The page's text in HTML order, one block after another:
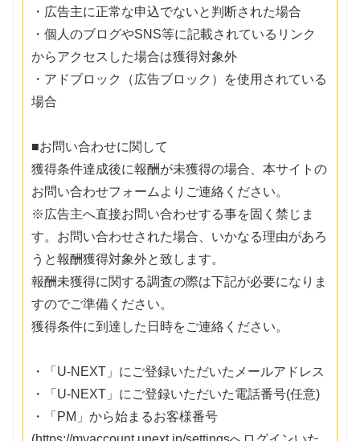
・広告主に正常な申込でないと判断された場合
・個人のブログやSNS等に記載されているリンク
からアクセスした場合は獲得対象外
・アドブロック（広告ブロック）を使用されている
場合
■お問い合わせに関して
獲得条件達成後に報酬が未獲得の場合、本サイトの
お問い合わせフォームよりご連絡ください。
※広告主へ直接お問い合わせする事を固く禁じま
す。お問い合わせされた場合、いかなる理由があろ
うと報酬獲得対象外と致します。
報酬未獲得に関する調査の際は下記が必要になりま
すのでご準備ください。
獲得条件に到達した日時をご連絡ください。
・「U-NEXT」にご登録いただいたメールアドレス
・「U-NEXT」にご登録いただいた電話番号(任意)
・「PM」から始まるお客様番号